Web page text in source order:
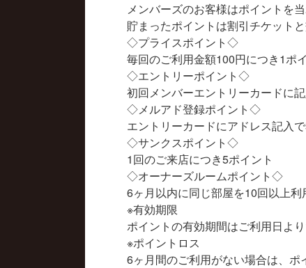
メンバーズのお客様はポイントを
貯まったポイントは割引チケットと
◇プライスポイント◇
毎回のご利用金額100円につき1ポ
◇エントリーポイント◇
初回メンバーエントリーカードに
◇メルアド登録ポイント◇
エントリーカードにアドレス記入
◇サンクスポイント◇
1回のご来店につき5ポイント
◇オーナーズルームポイント◇
6ヶ月以内に同じ部屋を10回以上利
※有効期限
ポイントの有効期間はご利用日よ
※ポイントロス
6ヶ月間のご利用がない場合は、ポ